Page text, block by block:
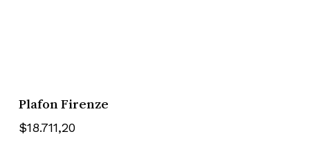
Plafon Firenze
$18.711,20